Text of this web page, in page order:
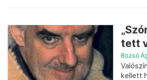
tett
Bozsó
kellett